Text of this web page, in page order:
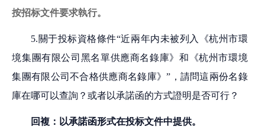
按招标文件要求執行。
5.關于投标資格條件“近兩年内未被列入《杭州市環
境集團有限公司黑名單供應商名錄庫》和《杭州市環境
集團有限公司不合格供應商名錄庫》”，請問這兩份名錄
庫在哪可以查詢？或者以承諾函的方式證明是否可行 ？
回複：以承諾函形式在投标文件中提供。